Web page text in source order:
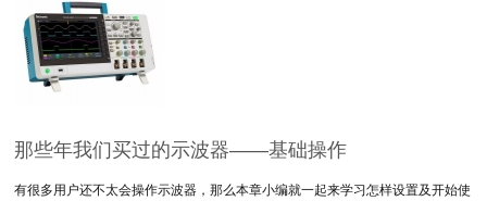
那些年我们买过的示波器——基础操作
有很多用户还不太会操作示波器，那么本章小编就一起来学习怎样设置及开始使